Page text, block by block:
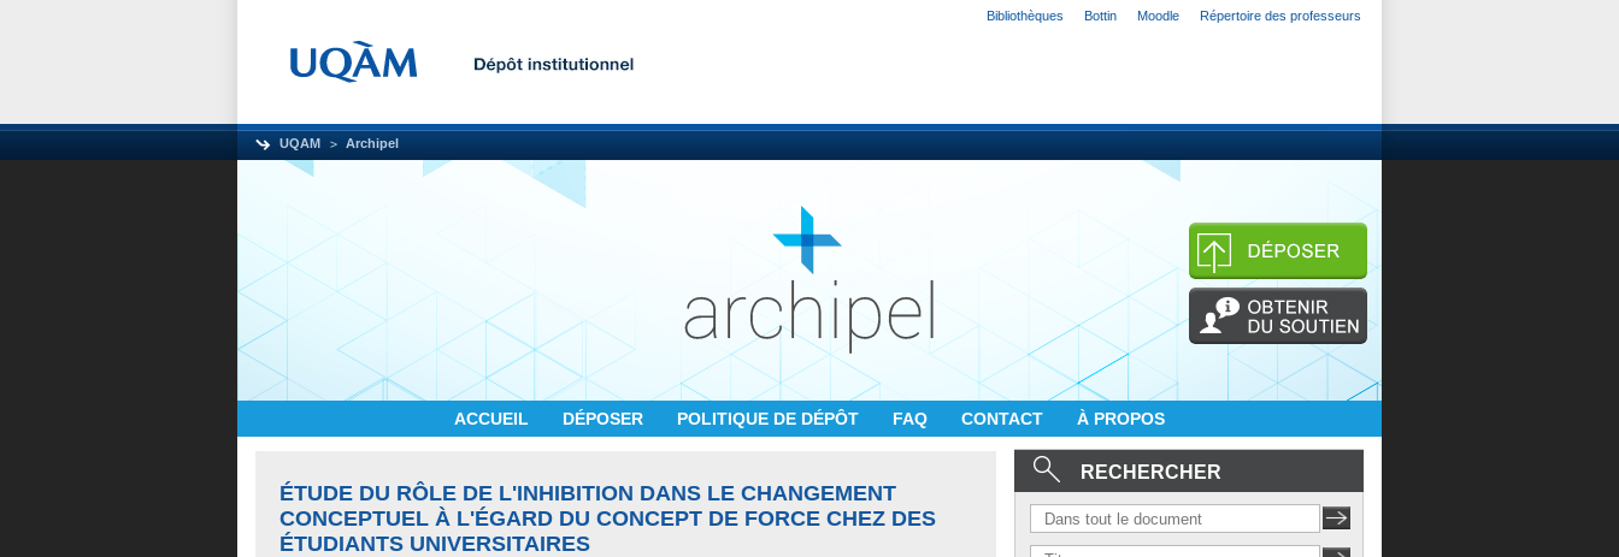
Bibliothèques Bottin Moodle Répertoire des professeurs
UQAM Archipel
ACCUEIL DÉPOSER POLITIQUE DE DÉPÔT FAQ CONTACT À PROPOS
ÉTUDE DU RÔLE DE L'INHIBITION DANS LE CHANGEMENT
CONCEPTUEL À L'ÉGARD DU CONCEPT DE FORCE CHEZ DES
ÉTUDIANTS UNIVERSITAIRES
RECHERCHER